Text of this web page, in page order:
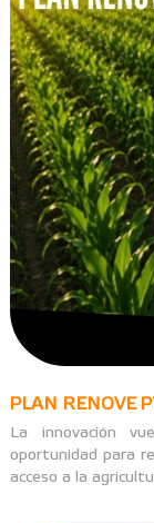
PLAN RENOVE
La innovación
oportunidad para
acceso a la